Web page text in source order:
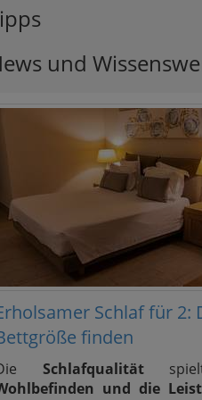
und
Schlaf für 2:
finden
Schlafqualität
und die